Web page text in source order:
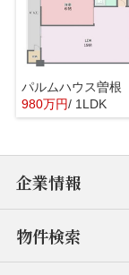
パルムハウス曽根
980万円/ 1LDK
企業情報
物件検索